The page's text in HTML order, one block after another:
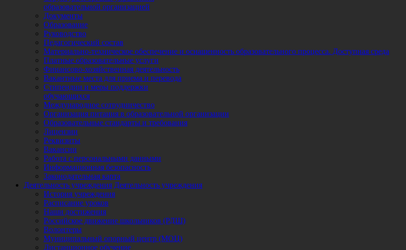
образовательной организацией
Документы
Образование
Руководство
Педагогический состав
Материально-техническое обеспечение и оснащенность образовательного процесса. Доступная среда
Платные образовательные услуги
Финансово-хозяйственная деятельность
Вакантные места для приема и перевода
Стипендии и меры поддержки
обучающихся
Международное сотрудничество
Организация питания в образовательной организации
Образовательные стандарты и требования
Лицензии
Реквизиты
Вакансии
Работа с персональными данными
Информационная безопасность
Законодательная карта
Деятельность учреждения Деятельность учреждения
История учреждения
Расписание уроков
Наши достижения
Российское движение школьников (РДШ)
Волонтеры
Муниципальный опорный центр (МОЦ)
Дистанционное обучение